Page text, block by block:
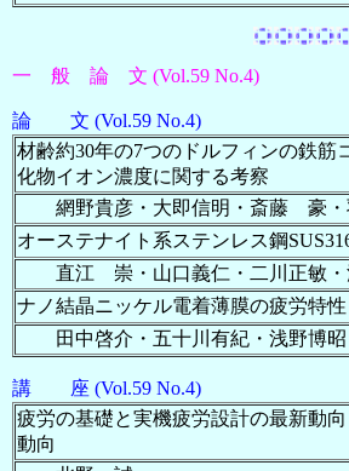
一 般 論 文 (Vol.59 No.4)
論 文 (Vol.59 No.4)
材齢約30年の7つのドルフィンの鉄
化物イオン濃度に関する考察
網野貴彦・大即信明・斎藤 豪・
オーステナイト系ステンレス鋼
直江 崇・山口義仁・二川正敏
ナノ結晶ニッケル電着薄膜の疲労特性
田中啓介・五十川有紀・浅野博昭
講 座 (Vol.59 No.4)
疲労の基礎と実機疲労設計の最新動
動向